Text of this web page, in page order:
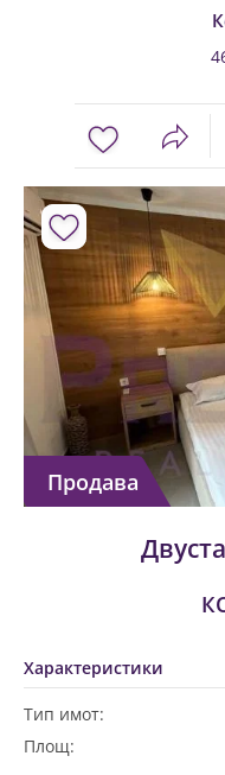
Продава
Характеристики
Тип имот:
Площ: